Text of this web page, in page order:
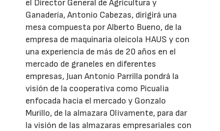
el Director General de Agricultura y
Ganadería, Antonio Cabezas, dirigirá una
mesa compuesta por Alberto Bueno, de la
empresa de maquinaria oleícola HAUS y con
una experiencia de más de 20 años en el
mercado de graneles en diferentes
empresas, Juan Antonio Parrilla pondrá la
visión de la cooperativa como Picualia
enfocada hacia el mercado y Gonzalo
Murillo, de la almazara Olivamente, para dar
la visión de las almazaras empresariales con